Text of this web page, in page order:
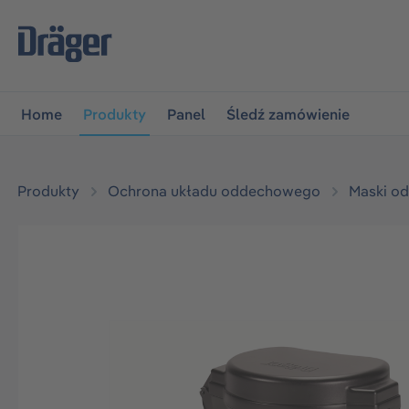
do głównej nawigacji
Home Produkty Panel Śledź zamówienie
Produkty Ochrona układu oddechowego Maski